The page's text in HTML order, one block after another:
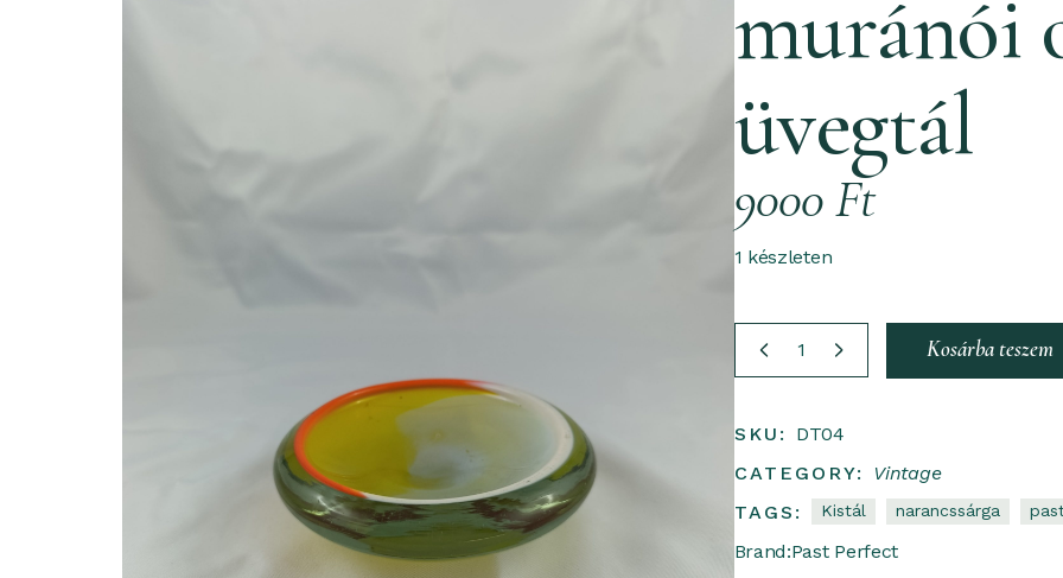
muránói
üvegtál
9000Ft
1 készleten
muránói ovális üvegtál quantity
Kosárba teszem
SKU:
DT04
CATEGORY:
Vintage
TAGS:
Kistál Narancssárga
Brand:Past Perfect